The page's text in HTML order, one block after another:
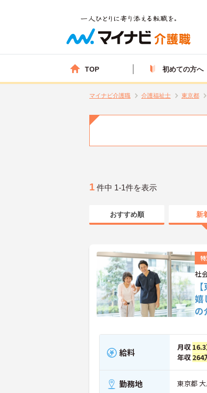
TOP 初めての方へ
マイナビ介護職 介護福祉士 東京都
1 件中 1-1件を表示
おすすめ順 新
社
嬉
の
給料 月収
年収 264
勤務地 東京都